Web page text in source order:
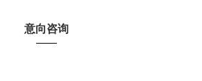
意向咨询